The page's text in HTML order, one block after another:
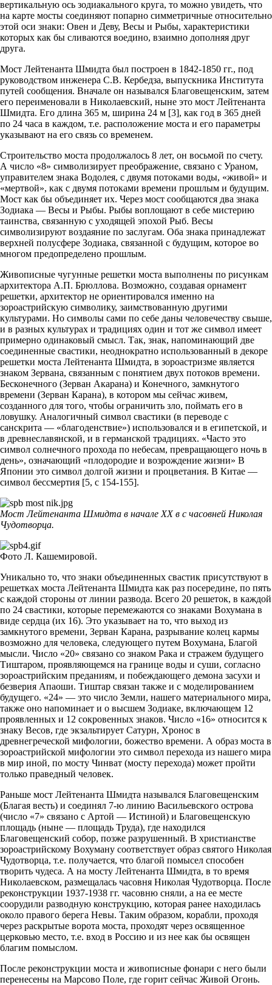
вертикальную ось зодиакального круга, то можно увидеть, что
на карте мосты соединяют попарно симметричные относительно
этой оси знаки: Овен и Деву, Весы и Рыбы, характеристики
которых как бы сливаются воедино, взаимно дополняя друг
друга.
Мост Лейтенанта Шмидта был построен в 1842-1850 гг., под
руководством инженера С.В. Кербедза, выпускника Института
путей сообщения. Вначале он назывался Благовещенским, затем
его переименовали в Николаевский, ныне это мост Лейтенанта
Шмидта. Его длина 365 м, ширина 24 м [3], как год в 365 дней
по 24 часа в каждом, т.е. расположение моста и его параметры
указывают на его связь со временем.
Строительство моста продолжалось 8 лет, он восьмой по счету.
А число «8» символизирует преображение, связано с Ураном,
управителем знака Водолея, с двумя потоками воды, «живой» и
«мертвой», как с двумя потоками времени прошлым и будущим.
Мост как бы объединяет их. Через мост сообщаются два знака
Зодиака — Весы и Рыбы. Рыбы воплощают в себе мистерию
таинства, связанную с уходящей эпохой Рыб. Весы
символизируют воздаяние по заслугам. Оба знака принадлежат
верхней полусфере Зодиака, связанной с будущим, которое во
многом предопределено прошлым.
Живописные чугунные решетки моста выполнены по рисункам
архитектора А.П. Брюллова. Возможно, создавая орнамент
решетки, архитектор не ориентировался именно на
зороастрийскую символику, заимствованную другими
культурами. Но символы сами по себе даны человечеству свыше,
и в разных культурах и традициях один и тот же символ имеет
примерно одинаковый смысл. Так, знак, напоминающий две
соединенные свастики, неоднократно использованный в декоре
решетки моста Лейтенанта Шмидта, в зороастризме является
знаком Зервана, связанным с понятием двух потоков времени.
Бесконечного (Зерван Акарана) и Конечного, замкнутого
времени (Зерван Карана), в котором мы сейчас живем,
созданного для того, чтобы ограничить зло, поймать его в
ловушку. Аналогичный символ свастики (в переводе с
санскрита — «благоденствие») использовался и в египетской, и
в древнеславянской, и в германской традициях. «Часто это
символ солнечного прохода по небесам, превращающего ночь в
день», означающий «плодородие и возрождение жизни» В
Японии это символ долгой жизни и процветания. В Китае —
символ бессмертия [5, с 154-155].
Мост Лейтенанта Шмидта в начале XX в с часовней Николая
Чудотворца.
Фото Л. Кашемировой.
Уникально то, что знаки объединенных свастик присутствуют в
решетках моста Лейтенанта Шмидта как раз посередине, по пять
с каждой стороны от линии развода. Всего 20 решеток, в каждой
по 24 свастики, которые перемежаются со знаками Вохумана в
виде сердца (их 16). Это указывает на то, что выход из
замкнутого времени, Зерван Карана, разрывание колец кармы
возможно для человека, следующего путем Вохумана, Благой
мысли. Число «20» связано со знаком Рака и стражем будущего
Тиштаром, проявляющемся на границе воды и суши, согласно
зороастрийским преданиям, и побеждающего демона засухи и
безверия Апаоши. Тиштар связан также и с моделированием
будущего. «24» — это число Земли, нашего материального мира,
также оно напоминает и о высшем Зодиаке, включающем 12
проявленных и 12 сокровенных знаков. Число «16» относится к
знаку Весов, где экзальтирует Сатурн, Хронос в
древнегреческой мифологии, божество времени. А образ моста в
зороастрийской мифологии это символ перехода из нашего мира
в мир иной, по мосту Чинват (мосту перехода) может пройти
только праведный человек.
Раньше мост Лейтенанта Шмидта назывался Благовещенским
(Благая весть) и соединял 7-ю линию Васильевского острова
(число «7» связано с Артой — Истиной) и Благовещенскую
площадь (ныне — площадь Труда), где находился
Благовещенский собор, позже разрушенный. В христианстве
зороастрийскому Вохуману соответствует образ святого Николая
Чудотворца, т.е. получается, что благой помысел способен
творить чудеса. А на мосту Лейтенанта Шмидта, в то время
Николаевском, размещалась часовня Николая Чудотворца. После
реконструкции 1937-1938 гг. часовню сняли, а на ее месте
соорудили разводную конструкцию, которая ранее находилась
около правого берега Невы. Таким образом, корабли, проходя
через раскрытые ворота моста, проходят через освященное
церковью место, т.е. вход в Россию и из нее как бы освящен
благим помыслом.
После реконструкции моста и живописные фонари с него были
перенесены на Марсово Поле, где горит сейчас Живой Огонь.